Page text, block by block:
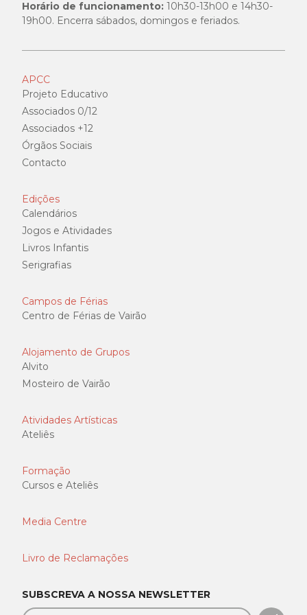
Horário de funcionamento: 10h30-13h00 e 14h30-
19h00. Encerra sábados, domingos e feriados.
APCC
Projeto Educativo
Associados 0/12
Associados +12
Órgãos Sociais
Contacto
Edições
Calendários
Jogos e Atividades
Livros Infantis
Serigrafias
Campos de Férias
Centro de Férias de Vairão
Alojamento de Grupos
Alvito
Mosteiro de Vairão
Atividades Artísticas
Ateliês
Formação
Cursos e Ateliês
Media Centre
Livro de Reclamações
SUBSCREVA A NOSSA NEWSLETTER